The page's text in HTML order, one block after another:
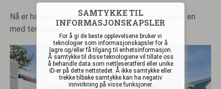
Nå er hagegulvet inndelt i fire soner: To med heller, en
med terrassebord og en med plen.
SAMTYKKE TIL
INFORMASJONSKAPSLER
For å gi de beste opplevelsene bruker vi
teknologier som informasjonskapsler for å
lagre og/eller få tilgang til enhetsinformasjon.
Å samtykke til disse teknologiene vil tillate oss
å behandle data som nettleseratferd eller unike
ID-er på dette nettstedet. Å ikke samtykke eller
trekke tilbake samtykke kan ha negativ
innvirkning på visse funksjoner.